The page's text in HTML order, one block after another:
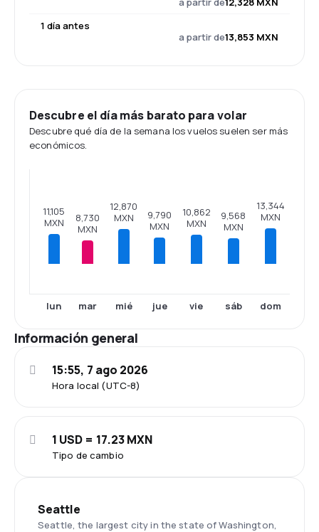
1 día antes
a partir de13,853 MXN
Descubre el día más barato para volar
Descubre qué día de la semana los vuelos suelen ser más
económicos.
11,105
MXN
lun
8,730
MXN
mar
12,870
MXN
mié
9,790
MXN
jue
10,862
MXN
vie
9,568
MXN
sáb
13,344
MXN
dom
Información general
Hora local (UTC-8)
15:55, 7 ago 2026
Tipo de cambio
1 USD = 17.23 MXN
Seattle
Seattle, the largest city in the state of Washington,